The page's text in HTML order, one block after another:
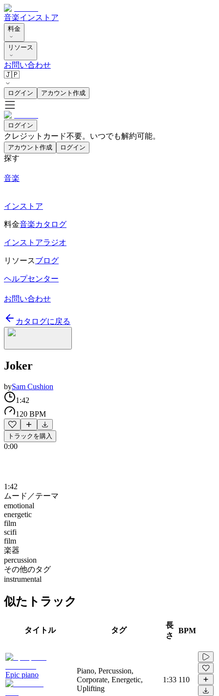
音楽インストア
料金
リソース
お問い合わせ
🇯🇵
ログイン アカウント作成
ログイン
クレジットカード不要。いつでも解約可能。
アカウント作成 ログイン
探す
音楽
インストア
料金音楽カタログ
インストアラジオ
リソースブログ
ヘルプセンター
お問い合わせ
カタログに戻る
Joker
bySam Cushion
1:42
120 BPM
トラックを購入
0:00
1:42
ムード／テーマ
emotional
energetic
film
scifi
film
楽器
percussion
その他のタグ
instrumental
似たトラック
タイトル タグ
長
さ
BPM
Epic piano
Piano, Percussion,
Corporate, Energetic,
Uplifting
1:33 110